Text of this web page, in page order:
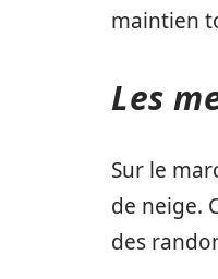
maintien
Les
Sur le
de neige.
des